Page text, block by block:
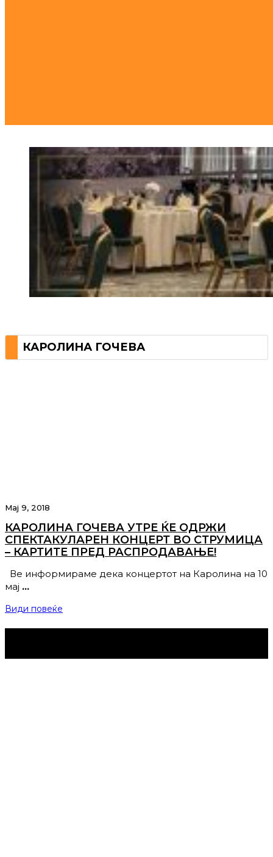
КАРОЛИНА ГОЧЕВА
Мај 9, 2018
КАРОЛИНА ГОЧЕВА УТРЕ ЌЕ ОДРЖИ
СПЕКТАКУЛАРЕН КОНЦЕРТ ВО СТРУМИЦА
– КАРТИТЕ ПРЕД РАСПРОДАВАЊЕ!
Ве информираме дека концертот на Каролина на 10
мај …
Види повеќе